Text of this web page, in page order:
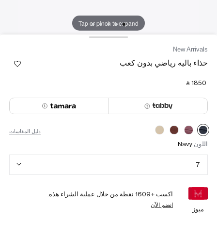
Tap or pinch to expand
New Arrivals
حذاء باليه رياضي بدون كعب
‎ ⃁ ⁦1850⁩ ‎
دليل المقاسات
اللون Navy
7
ميوز
اكسب +1609 نقطة من خلال عملية الشراء هذه.
انضم الآن